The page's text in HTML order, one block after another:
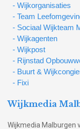
- Wijkorganisaties
- Team
- Sociaal Wijkteam
- Wijkagenten
- Wijkpost
- Rijnstad
- Buurt &
- Fixi
Wijkmedia
Wijkmedia Malburgen